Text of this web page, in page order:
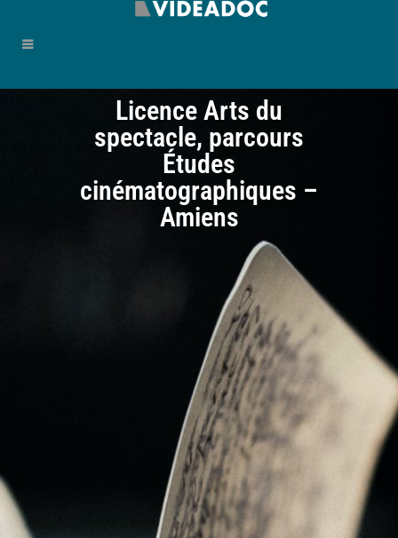
Licence Arts du
spectacle, parcours
Études
cinématographiques –
Amiens